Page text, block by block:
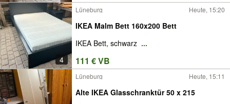
4
Lüneburg Heute, 15:20
IKEA Malm Bett 160x200 Bett
IKEA Bett, schwarz ...
111 € VB
Lüneburg Heute, 15:11
Alte IKEA Glasschranktür 50 x 215